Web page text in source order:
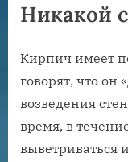
Никакой
Кирпич имеет
говорят, что
возведения
время, в
выветриваться